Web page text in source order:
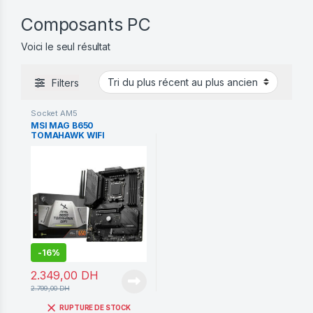
Composants PC
Voici le seul résultat
Filters
Socket AM5
MSI MAG B650
TOMAHAWK WIFI
-16%
2.349,00 DH
2.799,00DH
RUPTURE DE STOCK